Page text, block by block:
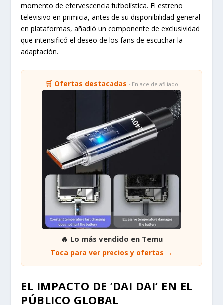
momento de efervescencia futbolística. El estreno
televisivo en primicia, antes de su disponibilidad general
en plataformas, añadió un componente de exclusividad
que intensificó el deseo de los fans de escuchar la
adaptación.
🛒 Ofertas destacadas · Enlace de afiliado
🔥 Lo más vendido en Temu
Toca para ver precios y ofertas →
EL IMPACTO DE ‘DAI DAI’ EN EL
PÚBLICO GLOBAL